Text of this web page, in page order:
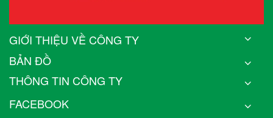
GIỚI THIỆU VỀ CÔNG TY
BẢN ĐỒ
THÔNG TIN CÔNG TY
FACEBOOK